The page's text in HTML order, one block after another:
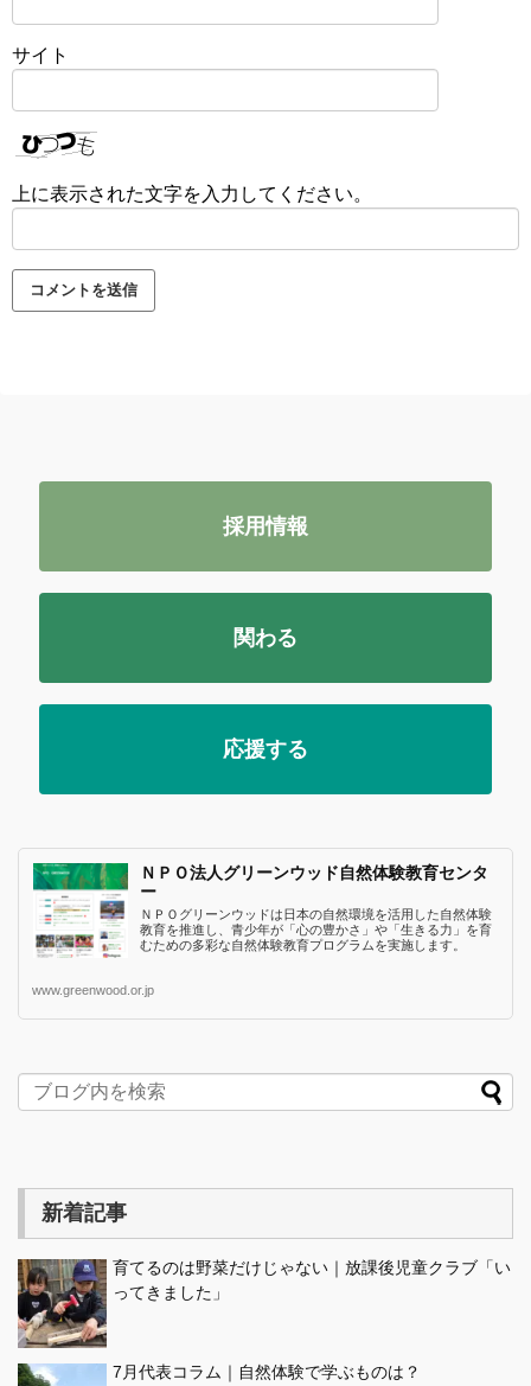
サイト
上に表示された文字を入力してください。
採用情報
関わる
応援する
ＮＰＯ法人グリーンウッド自然体験教育センタ
ー
ＮＰＯグリーンウッドは日本の自然環境を活用した自然体験
教育を推進し、青少年が「心の豊かさ」や「生きる力」を育
むための多彩な自然体験教育プログラムを実施します。
www.greenwood.or.jp
新着記事
育てるのは野菜だけじゃない｜放課後児童クラブ「い
ってきました」
7月代表コラム｜自然体験で学ぶものは？